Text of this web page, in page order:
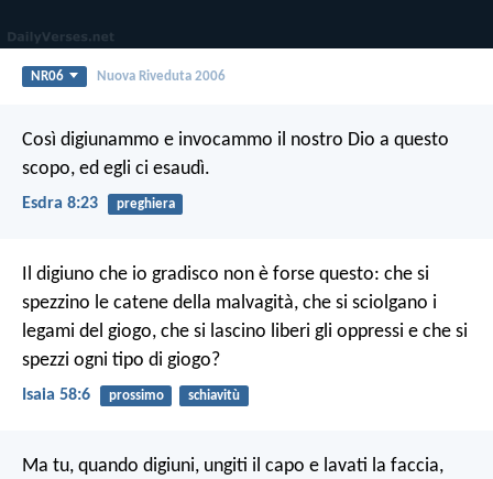
NR06 Nuova Riveduta 2006
Così digiunammo e invocammo il nostro Dio a questo
scopo, ed egli ci esaudì.
Esdra 8:23 preghiera
Il digiuno che io gradisco non è forse questo: che si
spezzino le catene della malvagità, che si sciolgano i
legami del giogo, che si lascino liberi gli oppressi e che si
spezzi ogni tipo di giogo?
Isaia 58:6 prossimo schiavitù
Ma tu, quando digiuni, ungiti il capo e lavati la faccia,